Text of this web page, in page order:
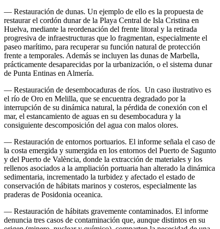
— Restauración de dunas. Un ejemplo de ello es la propuesta de
restaurar el cordón dunar de la Playa Central de Isla Cristina en
Huelva, mediante la reordenación del frente litoral y la retirada
progresiva de infraestructuras que lo fragmentan, especialmente el
paseo marítimo, para recuperar su función natural de protección
frente a temporales. Además se incluyen las dunas de Marbella,
prácticamente desaparecidas por la urbanización, o el sistema dunar
de Punta Entinas en Almería.
— Restauración de desembocaduras de ríos. Un caso ilustrativo es
el río de Oro en Melilla, que se encuentra degradado por la
interrupción de su dinámica natural, la pérdida de conexión con el
mar, el estancamiento de aguas en su desembocadura y la
consiguiente descomposición del agua con malos olores.
— Restauración de entornos portuarios. El informe señala el caso de
la costa emergida y sumergida en los entornos del Puerto de Sagunto
y del Puerto de València, donde la extracción de materiales y los
rellenos asociados a la ampliación portuaria han alterado la dinámica
sedimentaria, incrementado la turbidez y afectado el estado de
conservación de hábitats marinos y costeros, especialmente las
praderas de Posidonia oceanica.
— Restauración de hábitats gravemente contaminados. El informe
denuncia tres casos de contaminación que, aunque distintos en su